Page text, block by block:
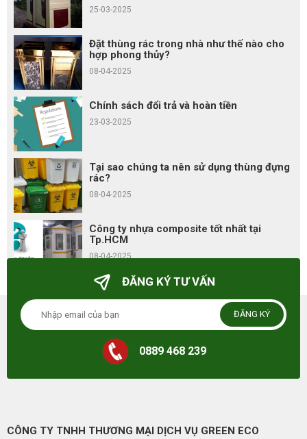
25-03-2025
Đặt thùng rác trong nhà như thế nào cho
hợp phong thủy?
08-04-2025
Chính sách đổi trả và hoàn tiền
23-03-2025
Tại sao chúng ta nên sử dụng thùng đựng
rác?
08-04-2025
Công ty nhựa composite tốt nhất tại
Tp.HCM
08-04-2025
ĐĂNG KÝ TƯ VẤN
ĐĂNG KÝ
0889 468 239
CÔNG TY TNHH THƯƠNG MẠI DỊCH VỤ GREEN ECO